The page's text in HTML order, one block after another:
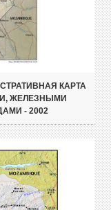
КАРТА
ЖЕЛЕЗНЫМИ
- 2002